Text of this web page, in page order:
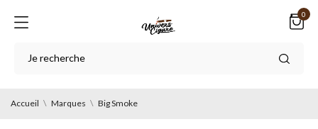
0
Accueil Marques Big Smoke